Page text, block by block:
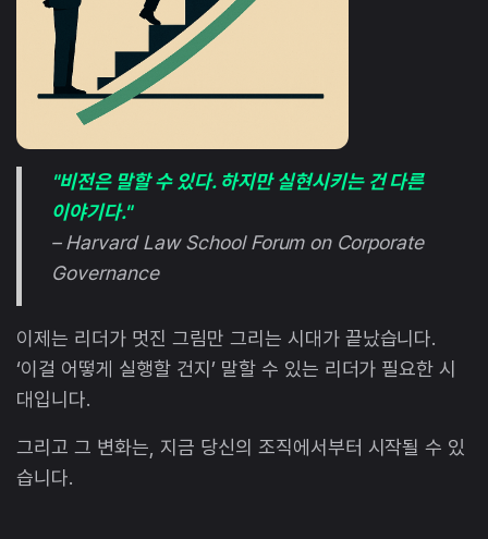
"비전은 말할 수 있다. 하지만 실현시키는 건 다른
이야기다."
– Harvard Law School Forum on Corporate
Governance
이제는 리더가 멋진 그림만 그리는 시대가 끝났습니다.
‘이걸 어떻게 실행할 건지’ 말할 수 있는 리더가 필요한 시
대입니다.
그리고 그 변화는, 지금 당신의 조직에서부터 시작될 수 있
습니다.